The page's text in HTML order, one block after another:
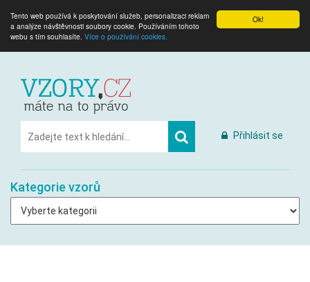
Ok!
Tento web používá k poskytování služeb, personalizaci reklam
a analýze návštěvnosti soubory cookie. Používáním tohoto
webu s tím souhlasíte. Více o používání cookies.
Přihlásit se
Kategorie vzorů